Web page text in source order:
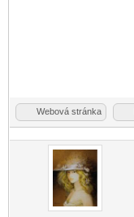
Webová stránka